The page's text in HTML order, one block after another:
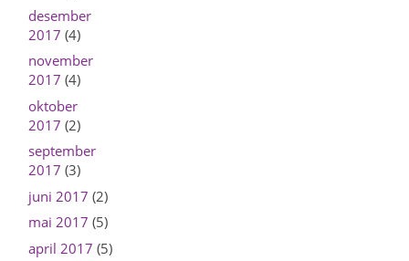
desember
2017 (4)
november
2017 (4)
oktober
2017 (2)
september
2017 (3)
juni 2017 (2)
mai 2017 (5)
april 2017 (5)